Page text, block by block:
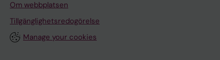
Om webbplatsen
Tillgänglighetsredogörelse
Manage your cookies